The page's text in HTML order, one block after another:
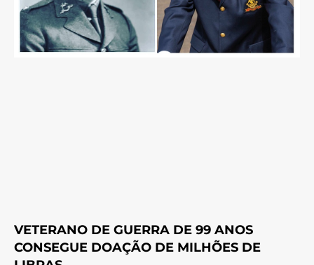
VETERANO DE GUERRA DE 99 ANOS
CONSEGUE DOAÇÃO DE MILHÕES DE